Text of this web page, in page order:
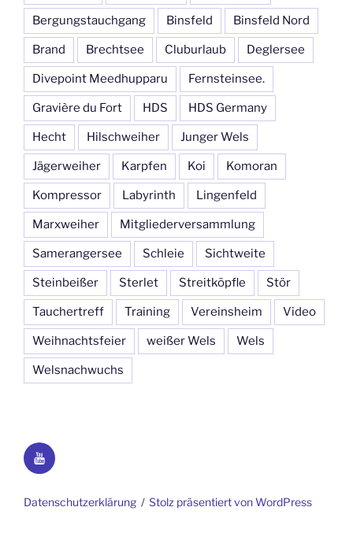
Bergungstauchgang Binsfeld Binsfeld Nord
Brand Brechtsee Cluburlaub Deglersee
Divepoint Meedhupparu Fernsteinsee.
Gravière du Fort HDS HDS Germany
Hecht Hilschweiher Junger Wels
Jägerweiher Karpfen Koi Komoran
Kompressor Labyrinth Lingenfeld
Marxweiher Mitgliederversammlung
Samerangersee Schleie Sichtweite
Steinbeißer Sterlet Streitköpfle Stör
Tauchertreff Training Vereinsheim Video
Weihnachtsfeier weißer Wels Wels
Welsnachwuchs
YouTube
Datenschutzerklärung Stolz präsentiert von WordPress